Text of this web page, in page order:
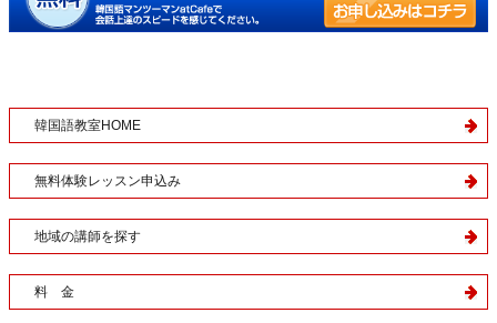
韓国語教室HOME
無料体験レッスン申込み
地域の講師を探す
料 金